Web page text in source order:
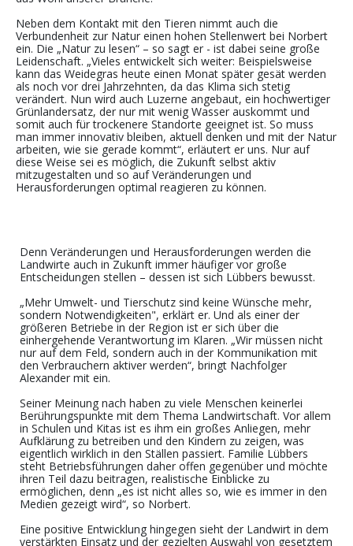
Neben dem Kontakt mit den Tieren nimmt auch die
Verbundenheit zur Natur einen hohen Stellenwert bei Norbert
ein. Die „Natur zu lesen“ – so sagt er - ist dabei seine große
Leidenschaft. „Vieles entwickelt sich weiter: Beispielsweise
kann das Weidegras heute einen Monat später gesät werden
als noch vor drei Jahrzehnten, da das Klima sichstetig
verändert. Nun wird auch Luzerne angebaut, ein hochwertiger
Grünlandersatz, der nur mit wenig Wasser auskommt und
somit auch für trockenere Standorte geeignet ist. So muss
man immer innovativ bleiben, aktuell denken und mit der Natur
arbeiten, wie sie gerade kommt“, erläutert er uns. Nur auf
diese Weise sei es möglich, die Zukunft selbst aktiv
mitzugestalten und so auf Veränderungen und
Herausforderungen optimal reagieren zu können.
Denn Veränderungen und Herausforderungen werden die
Landwirte auch in Zukunft immer häufiger vor große
Entscheidungen stellen – dessen ist sich Lübbers bewusst.
„Mehr Umwelt- und Tierschutz sind keine Wünsche mehr,
sondern Notwendigkeiten", erklärt er. Und als einer der
größeren Betriebe in der Region ist er sich über die
einhergehende Verantwortung im Klaren. „Wir müssen nicht
nur auf dem Feld, sondern auch in der Kommunikation mit
den Verbrauchern aktiver werden“, bringt Nachfolger
Alexander mit ein.
Seiner Meinung nach haben zu viele Menschen keinerlei
Berührungspunkte mit dem Thema Landwirtschaft. Vor allem
in Schulen und Kitas ist es ihm ein großes Anliegen, mehr
Aufklärung zu betreiben und den Kindern zu zeigen, was
eigentlich wirklich in den Ställen passiert. Familie Lübbers
steht Betriebsführungen daher offen gegenüber und möchte
ihren Teil dazu beitragen, realistische Einblicke zu
ermöglichen, denn „es ist nicht alles so, wie es immer in den
Medien gezeigt wird“, so Norbert.
Eine positive Entwicklung hingegen sieht der Landwirt in dem
verstärkten Einsatz und der gezielten Auswahl von gesetztem